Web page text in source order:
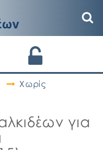
Χωρίς
για